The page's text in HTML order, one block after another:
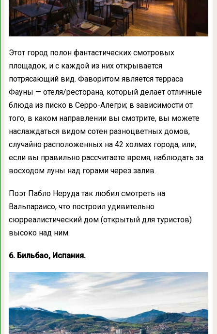
Этот город полон фантастических смотровых
площадок, и с каждой из них открывается
потрясающий вид. Фаворитом является терраса
Фауны — отеля/ресторана, который делает отличные
блюда из писко в Серро-Алегри; в зависимости от
того, в каком направлении вы смотрите, вы можете
наслаждаться видом сотен разноцветных домов,
случайно расположенных на 42 холмах города, или,
если вы правильно рассчитаете время, наблюдать за
восходом луны над горами через залив.
Поэт Пабло Неруда так любил смотреть на
Вальпараисо, что построил удивительно
сюрреалистический дом (открытый для туристов)
высоко над ним.
6. Бильбао, Испания.